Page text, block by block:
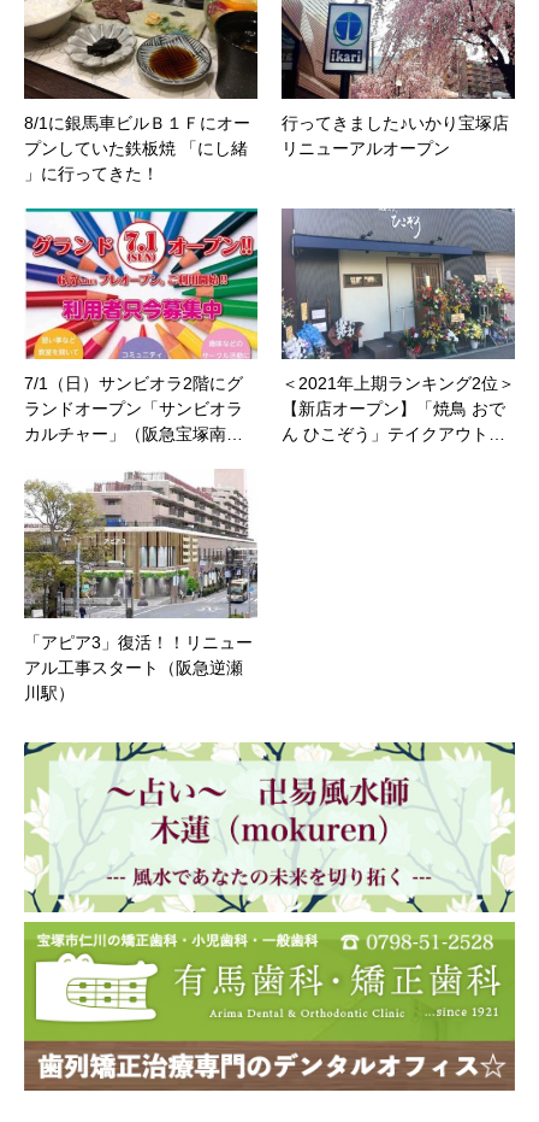
8/1に銀馬車ビルＢ１Ｆにオー
プンしていた鉄板焼 「にし緒
」に行ってきた！
行ってきました♪いかり宝塚店
リニューアルオープン
7/1（日）サンビオラ2階にグ
ランドオープン「サンビオラ
カルチャー」（阪急宝塚南…
＜2021年上期ランキング2位＞
【新店オープン】「焼鳥 おで
ん ひこぞう」テイクアウト…
「アピア3」復活！！リニュー
アル工事スタート（阪急逆瀬
川駅）